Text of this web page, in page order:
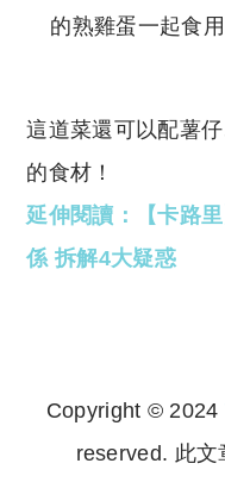
的熟雞蛋一起食用
這道菜還可以配薯
的食材！
延伸閱讀：【卡路
係 拆解4大疑惑
Copyright © 2024
reserved. 此文